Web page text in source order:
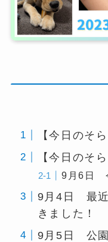
【今日のそ
【今日のそ
9月6日
9月4日 最近
きました！
9月5日 公園